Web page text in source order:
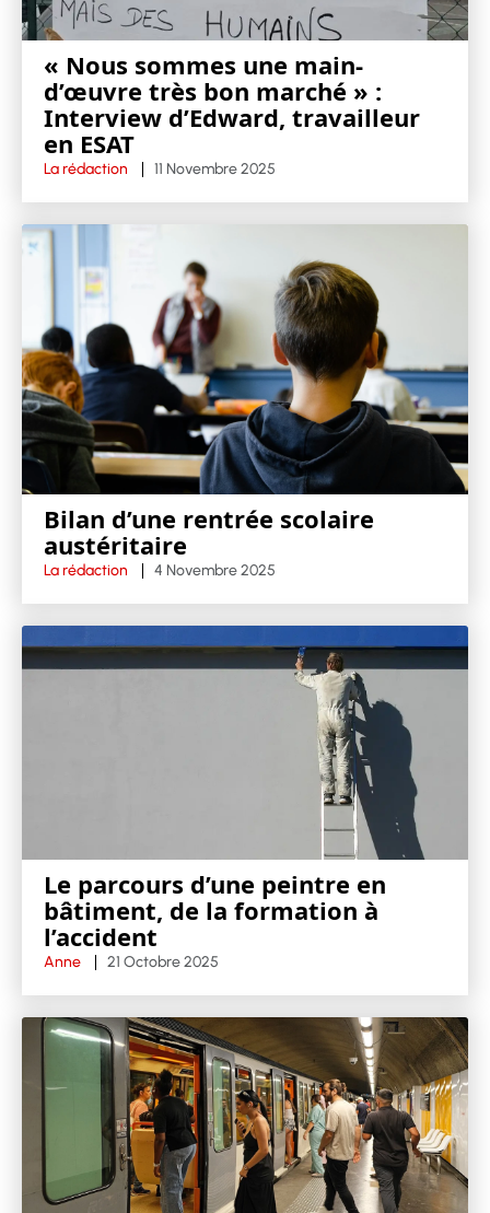
« Nous sommes une main-
d’œuvre très bon marché » :
Interview d’Edward, travailleur
en ESAT
La rédaction 11 Novembre 2025
Bilan d’une rentrée scolaire
austéritaire
La rédaction 4 Novembre 2025
Le parcours d’une peintre en
bâtiment, de la formation à
l’accident
Anne 21 Octobre 2025